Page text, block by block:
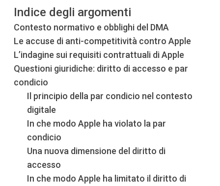
Indice degli argomenti
Contesto normativo e obblighi del DMA
Le accuse di anti-competitività contro Apple
L’indagine sui requisiti contrattuali di Apple
Questioni giuridiche: diritto di accesso e par
condicio
Il principio della par condicio nel contesto
digitale
In che modo Apple ha violato la par
condicio
Una nuova dimensione del diritto di
accesso
In che modo Apple ha limitato il diritto di